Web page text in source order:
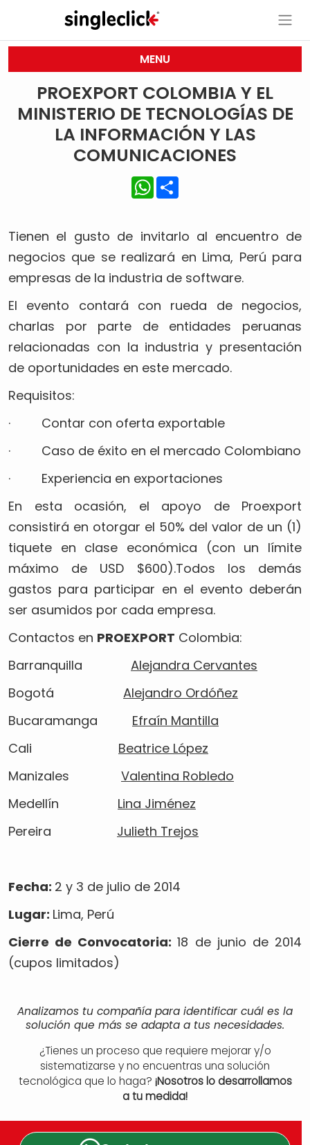
MENU
PROEXPORT COLOMBIA Y EL
MINISTERIO DE TECNOLOGÍAS DE
LA INFORMACIÓN Y LAS
COMUNICACIONES
WhatsApp
Tienen el gusto de invitarlo al encuentro de
negocios que se realizará en Lima, Perú para
empresas de la industria de software.
El evento contará con rueda de negocios,
charlas por parte de entidades peruanas
relacionadas con la industria y presentación
de oportunidades en este mercado.
Requisitos:
· Contar con oferta exportable
· Caso de éxito en el mercado Colombiano
· Experiencia en exportaciones
En esta ocasión, el apoyo de Proexport
consistirá en otorgar el 50% del valor de un (1)
tiquete en clase económica (con un límite
máximo de USD $600).Todos los demás
gastos para participar en el evento deberán
ser asumidos por cada empresa.
Contactos en PROEXPORT Colombia:
Barranquilla Alejandra Cervantes
Bogotá Alejandro Ordóñez
Bucaramanga Efraín Mantilla
Cali Beatrice López
Manizales Valentina Robledo
Medellín Lina Jiménez
Pereira Julieth Trejos
Fecha: 2 y 3 de julio de 2014
Lugar: Lima, Perú
Cierre de Convocatoria:18 de junio de 2014
(cupos limitados)
Analizamos tu compañía para identificar cuál es la
solución que más se adapta a tus necesidades.
¿Tienes un proceso que requiere mejorar y/o
sistematizarse y no encuentras una solución
tecnológica que lo haga? ¡Nosotros lo desarrollamos
a tu medida!